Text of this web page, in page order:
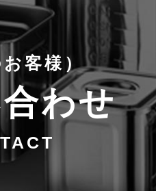
お客様）
わせ